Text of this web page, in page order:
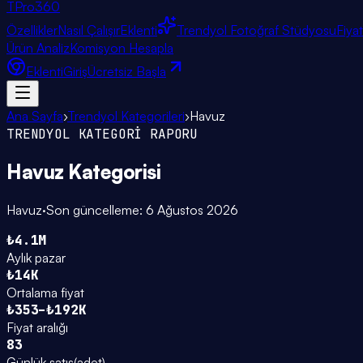
TPro360
ÖzelliklerNasıl ÇalışırEklenti Trendyol Fotoğraf Stüdyosu
Ürün AnalizKomisyon Hesapla
EklentiGirişÜcretsiz Başla
Ana Sayfa›Trendyol Kategorileri›Havuz
TRENDYOL KATEGORİ RAPORU
Havuz Kategorisi
Havuz·Son güncelleme: 6 Ağustos 2026
₺4.1M
Aylık pazar
₺14K
Ortalama fiyat
₺353–₺192K
Fiyat aralığı
83